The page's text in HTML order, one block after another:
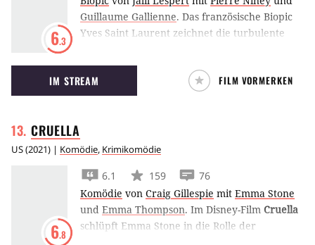
6.3
Guillaume Gallienne. Das französische Biopic
Yves Saint Laurent zeichnet die turbulente
Legende nach.
IM STREAM FILM VORMERKEN
CRUELLA
US(2021) | Komödie, Krimikomödie
6.8
6.1 159
76
Komödie von Craig Gillespie mit Emma Stone
und Emma Thompson. Im Disney-Film Cruella
schlüpft Emma Stone in die Rolle der